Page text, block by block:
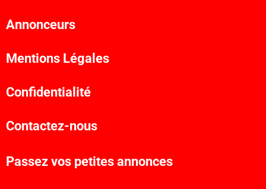
Annonceurs
Mentions Légales
Confidentialité
Contactez-nous
Passez vos petites annonces